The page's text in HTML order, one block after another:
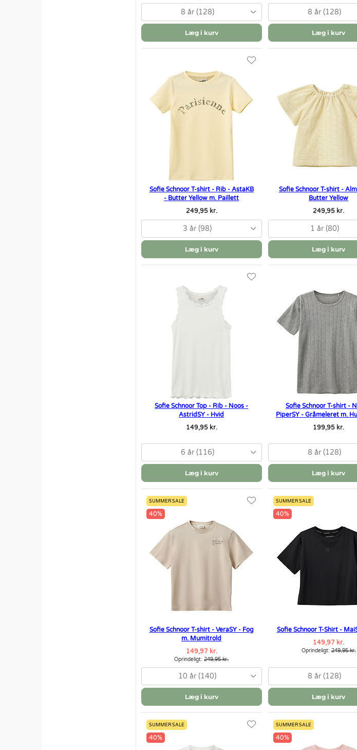
8 år (128)
Læg i kurv
8 år (128)
Læg i kurv
Sofie Schnoor T-shirt - Rib - AstaKB
- Butter Yellow m. Paillett
249,95 kr.
3 år (98)
Læg i kurv
Sofie Schnoor T-shirt -
Butter Yellow
249,95 kr.
1 år (80)
Læg i kurv
Sofie Schnoor Top - Rib - Noos -
AstridSY - Hvid
149,95 kr.
6 år (116)
Læg i kurv
Sofie Schnoor T-shirt -
PiperSY - Gråmeleret m.
199,95 kr.
8 år (128)
Læg i kurv
SUMMER SALE
40%
Sofie Schnoor T-shirt - VeraSY - Fog
m. Mumitrold
149,97 kr.
Oprindeligt:249,95 kr.
10 år (140)
Læg i kurv
SUMMER SALE
40%
Sofie Schnoor T-Shirt -
149,97 kr.
Oprindeligt:249,95 kr.
8 år (128)
Læg i kurv
SUMMER SALE
40%
SUMMER SALE
40%